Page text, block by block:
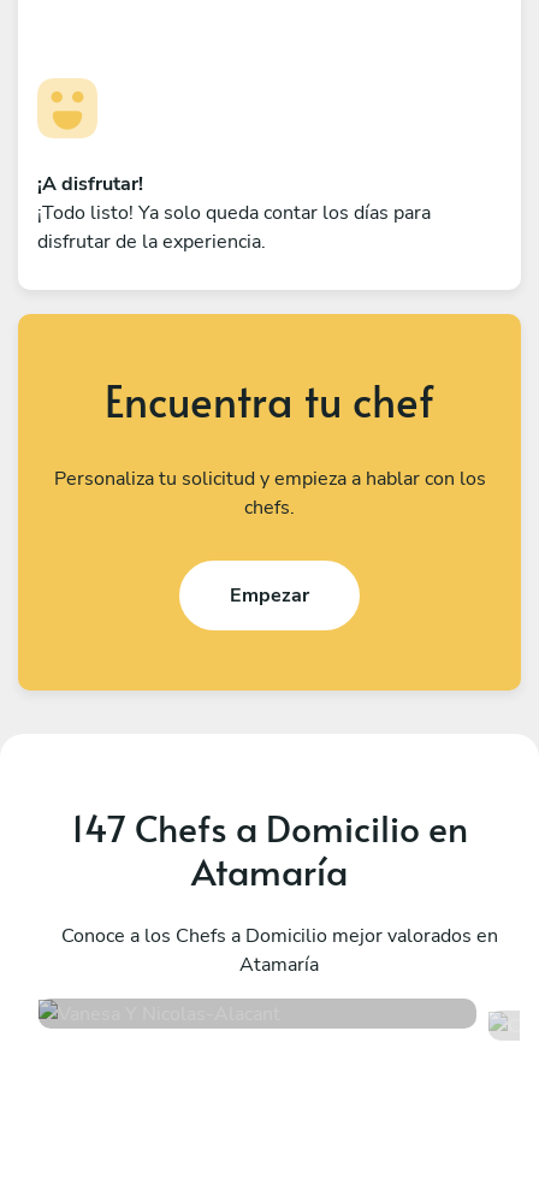
¡A disfrutar!
¡Todo listo! Ya solo queda contar los días para
disfrutar de la experiencia.
Encuentra tu chef
Personaliza tu solicitud y empieza a hablar con los
chefs.
Empezar
147 Chefs a Domicilio en
Atamaría
Conoce a los Chefs a Domicilio mejor valorados en
Atamaría
Alacant
32 servicios